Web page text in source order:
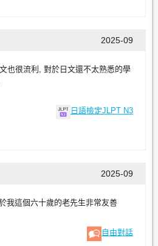
2025-09
也很流利, 對於日文還不太熟悉的學
日語檢定JLPT N3
2025-09
我這個六十歲的老先生非常友善
自由對話